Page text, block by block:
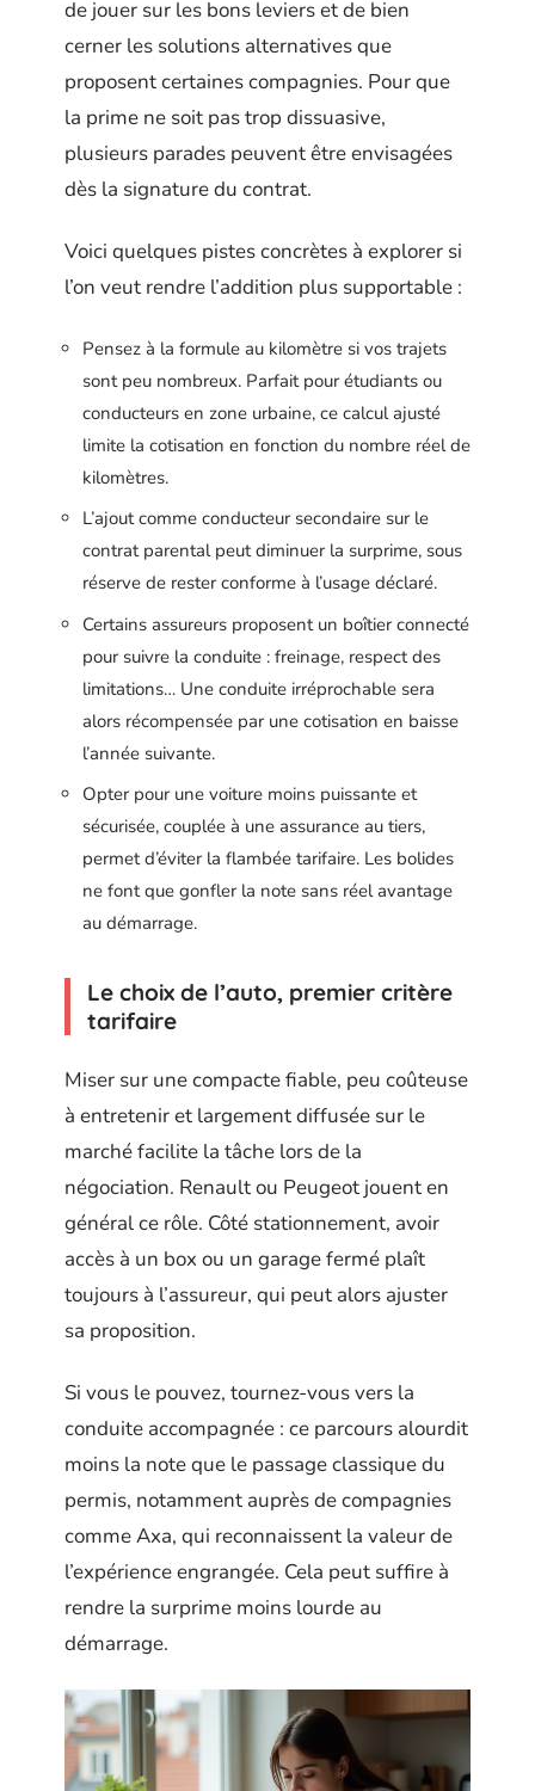
de jouer sur les bons leviers et de bien
cerner les solutions alternatives que
proposent certaines compagnies. Pour que
la prime ne soit pas trop dissuasive,
plusieurs parades peuvent être envisagées
dès la signature du contrat.
Voici quelques pistes concrètes à explorer si
l’on veut rendre l’addition plus supportable :
Pensez à la formule au kilomètre si vos trajets
sont peu nombreux. Parfait pour étudiants ou
conducteurs en zone urbaine, ce calcul ajusté
limite la cotisation en fonction du nombre réel de
kilomètres.
L’ajout comme conducteur secondaire sur le
contrat parental peut diminuer la surprime, sous
réserve de rester conforme à l’usage déclaré.
Certains assureurs proposent un boîtier connecté
pour suivre la conduite : freinage, respect des
limitations… Une conduite irréprochable sera
alors récompensée par une cotisation en baisse
l’année suivante.
Opter pour une voiture moins puissante et
sécurisée, couplée à une assurance au tiers,
permet d’éviter la flambée tarifaire. Les bolides
ne font que gonfler la note sans réel avantage
au démarrage.
Le choix de l’auto, premier critère
tarifaire
Miser sur une compacte fiable, peu coûteuse
à entretenir et largement diffusée sur le
marché facilite la tâche lors de la
négociation. Renault ou Peugeot jouent en
général ce rôle. Côté stationnement, avoir
accès à un box ou un garage fermé plaît
toujours à l’assureur, qui peut alors ajuster
sa proposition.
Si vous le pouvez, tournez-vous vers la
conduite accompagnée : ce parcours alourdit
moins la note que le passage classique du
permis, notamment auprès de compagnies
comme Axa, qui reconnaissent la valeur de
l’expérience engrangée. Cela peut suffire à
rendre la surprime moins lourde au
démarrage.